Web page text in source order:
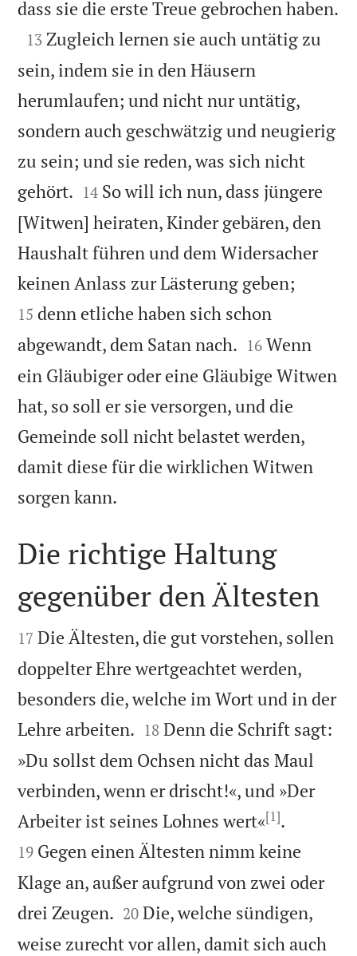
dass sie die erste Treue gebrochen haben.

13 Zugleich lernen sie auch untätig zu
sein, indem sie in den Häusern
herumlaufen; und nicht nur untätig,
sondern auch geschwätzig und neugierig
zu sein; und sie reden, was sich nicht
gehört. 

14 So will ich nun, dass jüngere
[Witwen] heiraten, Kinder gebären, den
Haushalt führen und dem Widersacher
keinen Anlass zur Lästerung geben;
15 denn etliche haben sich schon
abgewandt, dem Satan nach. 

16 Wenn
ein Gläubiger oder eine Gläubige Witwen
hat, so soll er sie versorgen, und die
Gemeinde soll nicht belastet werden,
damit diese für die wirklichen Witwen
sorgen kann.

Die richtige Haltung
gegenüber den Ältesten

17 Die Ältesten, die gut vorstehen, sollen
doppelter Ehre wertgeachtet werden,
besonders die, welche im Wort und in der
Lehre arbeiten. 

18 Denn die Schrift sagt:
»Du sollst dem Ochsen nicht das Maul
verbinden, wenn er drischt!«, und »Der
Arbeiter ist seines Lohnes wert«[1].
19 Gegen einen Ältesten nimm keine
Klage an, außer aufgrund von zwei oder
drei Zeugen. 

20 Die, welche sündigen,
weise zurecht vor allen, damit sich auch